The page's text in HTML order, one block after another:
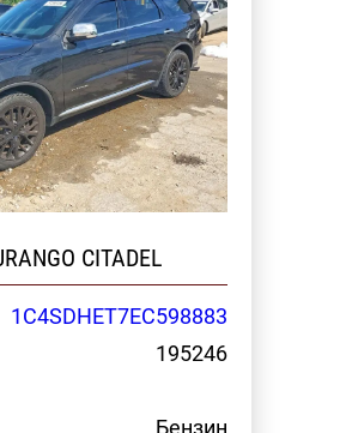
CITADEL
1C4SDHET7EC598883
195246
Бензин